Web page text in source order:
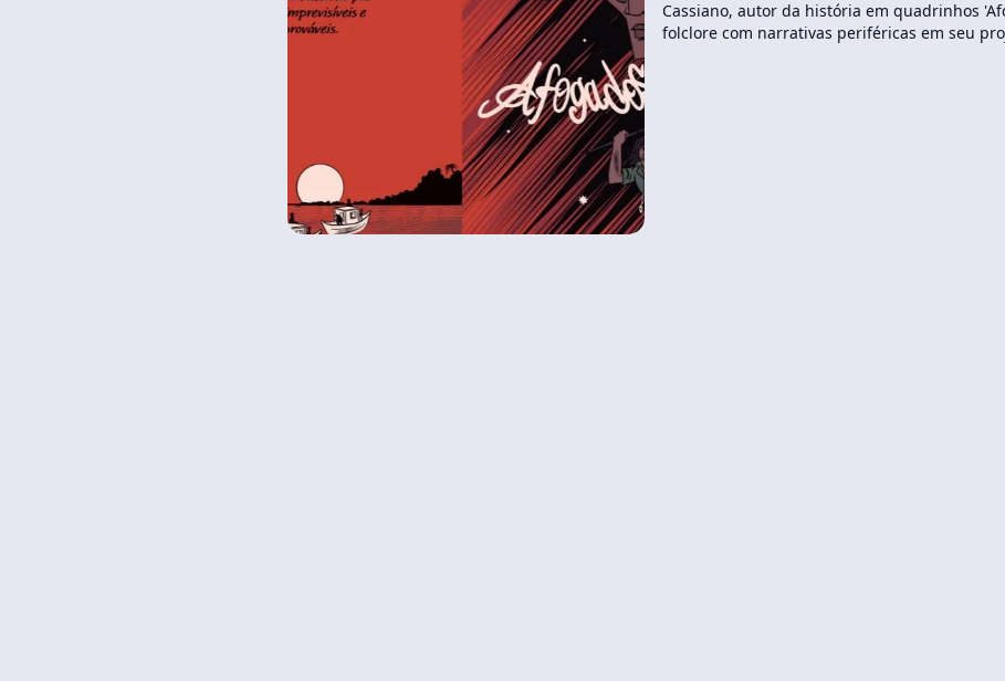
Cassiano, autor da história em quadrinhos
folclore com narrativas periféricas em seu